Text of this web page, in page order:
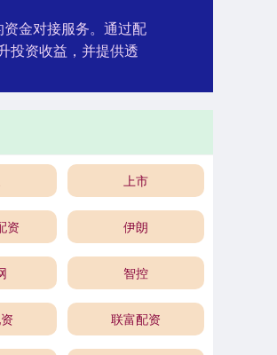
金对接服务。通过配
投资收益，并提供透
上市
资 伊朗
智控
联富配资